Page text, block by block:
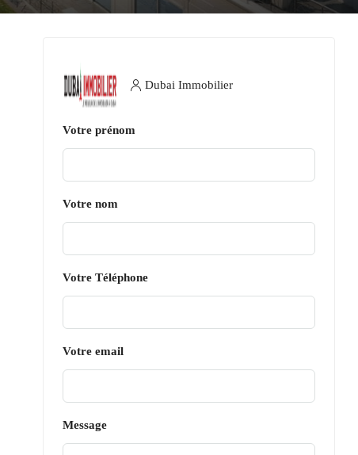
Dubai Immobilier
Votre prénom
Votre nom
Votre Téléphone
Votre email
Message